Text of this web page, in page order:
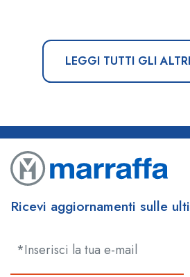
LEGGI TUTTI GLI
Ricevi aggiornamenti sulle